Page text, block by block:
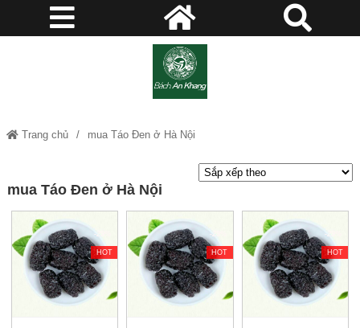
Trang chủ mua Táo Đen ở Hà Nội
mua Táo Đen ở Hà Nội
-29%
HOT
-29%
HOT
-29%
HOT